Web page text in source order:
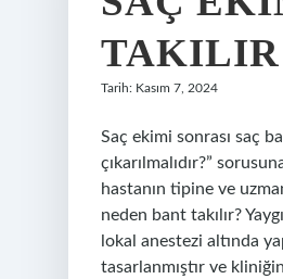
TAKILIR
Tarih: Kasım 7, 2024
Saç ekimi sonrası saç
çıkarılmalıdır?”
hastanın tipine ve
neden bant takılır?
lokal anestezi altında
tasarlanmıştır ve